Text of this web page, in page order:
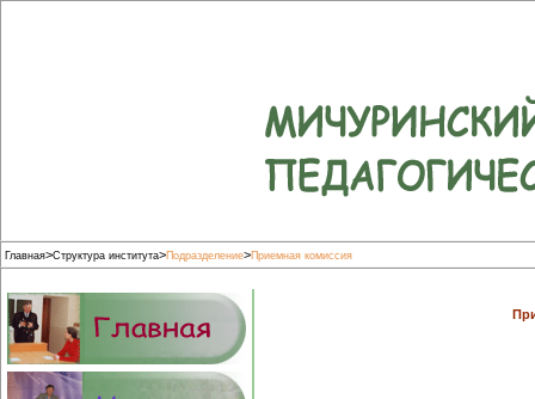
Главная>Структура института>Подразделение>Приемная комиссия